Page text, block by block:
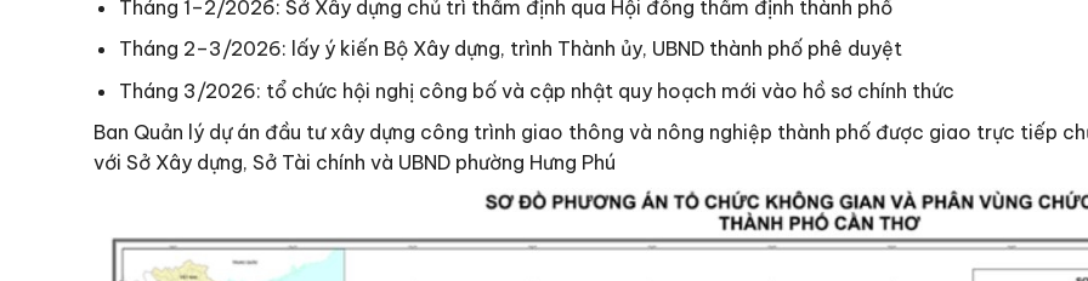
Tháng 1–2/2026: Sở Xây dựng chủ trì thẩm định qua Hội đồng thẩm định thành phố
Tháng 2–3/2026: lấy ý kiến Bộ Xây dựng, trình Thành ủy, UBND thành phố phê duyệt
Tháng 3/2026: tổ chức hội nghị công bố và cập nhật quy hoạch mới vào hồ sơ chính thức
Ban Quản lý dự án đầu tư xây dựng công trình giao thông và nông nghiệp thành phố được giao trực tiếp
với Sở Xây dựng, Sở Tài chính và UBND phường Hưng Phú